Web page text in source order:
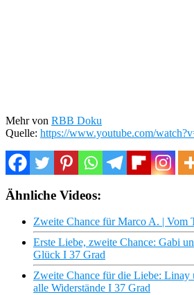
Mehr von RBB Doku
Quelle: https://www.youtube.com/
Ähnliche Videos:
Zweite Chance für Marco A. | Vom
Erste Liebe, zweite Chance: Gabi
Glück I 37 Grad
Zweite Chance für die Liebe: Linay
alle Widerstände I 37 Grad